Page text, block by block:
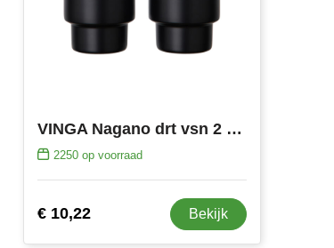
VINGA Nagano drt vsn 2 RCS recycled RVS bekers
2250 op voorraad
€ 10,22 Bekijk